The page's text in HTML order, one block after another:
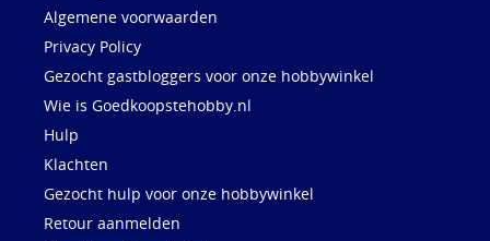
Algemene voorwaarden
Privacy Policy
Gezocht gastbloggers voor onze hobbywinkel
Wie is Goedkoopstehobby.nl
Hulp
Klachten
Gezocht hulp voor onze hobbywinkel
Retour aanmelden